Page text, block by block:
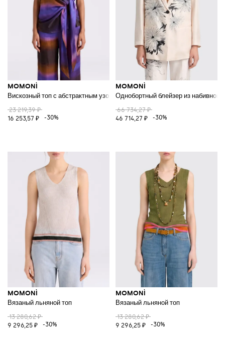
MOMONÌ
Вискозный топ с абстрактным узором
23 219,39 ₽
16 253,57 ₽
-30%
MOMONÌ
Однобортный блейзер из
66 734,27 ₽
46 714,27 ₽
-30%
MOMONÌ
Вязаный льняной топ
13 280,62 ₽
9 296,25 ₽
-30%
MOMONÌ
Вязаный льняной топ
13 280,62 ₽
9 296,25 ₽
-30%